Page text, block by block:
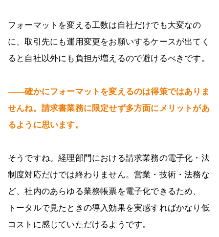
フォーマットを変える工数は自社だけでも大変なの
に、取引先にも運用変更をお願いするケースが出てく
ると自社以外にも負担が増えるので避けるべきです。
――確かにフォーマットを変えるのは得策ではありま
せんね。請求書業務に限定せず多方面にメリットがあ
るように思います。
そうですね。経理部門における請求業務の電子化・法
制度対応だけでは終わりません。営業・技術・法務な
ど、社内のあらゆる業務帳票を電子化できるため、
トータルで見たときの導入効果を実感すればかなり低
コストに感じていただけるようです。